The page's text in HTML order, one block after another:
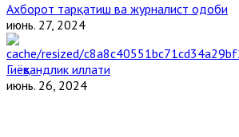
Ахборот тарқатиш ва журналист одоби
июнь. 27, 2024
Гиёҳвандлик иллати
июнь. 26, 2024